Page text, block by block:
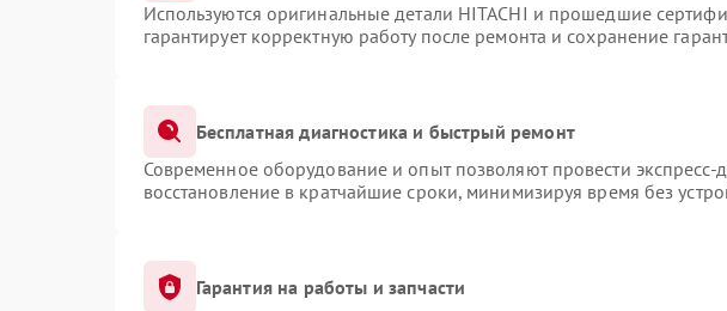
Используются оригинальные детали HITACHI и прошедшие
гарантирует корректную работу после ремонта и сохранение
Бесплатная диагностика и быстрый ремонт
Современное оборудование и опыт позволяют провести экспресс-
восстановление в кратчайшие сроки, минимизируя время без
Гарантия на работы и запчасти